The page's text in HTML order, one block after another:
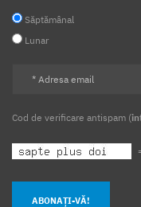
Săptămânal
Lunar
Cod de verificare antispam (
ABONAȚI-VĂ!